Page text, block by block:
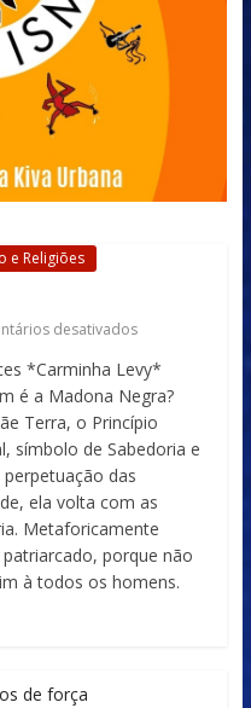
e Religiões
desativados
*Carminha Levy*
é a Madona Negra?
Terra, o Princípio
símbolo de Sabedoria e
das
ela volta com as
Metaforicamente
porque não
à todos os homens.
de força